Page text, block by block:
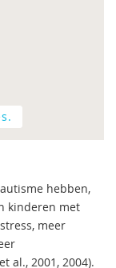
hebben,
kinderen met
meer
al., 2001, 2004).